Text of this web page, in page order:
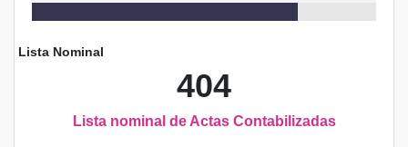
Lista Nominal
404
Lista nominal de Actas Contabilizadas